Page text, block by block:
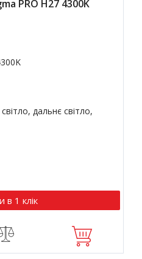
PRO H27 4300K
дальнє світло,
в 1 клік